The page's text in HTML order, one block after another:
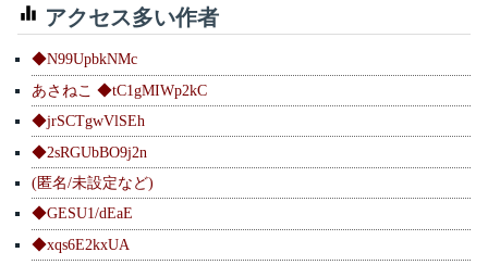
アクセス多い作者
◆N99UpbkNMc
あさねこ ◆tC1gMIWp2kC
◆jrSCTgwVlSEh
◆2sRGUbBO9j2n
(匿名/未設定など)
◆GESU1/dEaE
◆xqs6E2kxUA